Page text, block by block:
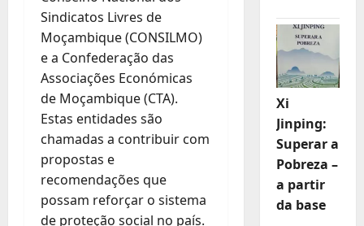
Sindicatos Livres de
Moçambique (CONSILMO)
e a Confederação das
Associações Económicas
de Moçambique (CTA).
Estas entidades são
chamadas a contribuir com
propostas e
recomendações que
possam reforçar o sistema
de proteção social no país.
Xi
Jinping:
Superar a
Pobreza –
a partir
da base